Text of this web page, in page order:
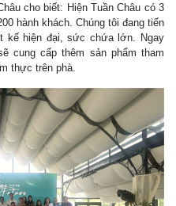
cho biết: Hiện Tuần Châu có 3
hành khách. Chúng tôi đang tiến
kế hiện đại, sức chứa lớn. Ngay
cung cấp thêm sản phẩm tham
thực trên phà.